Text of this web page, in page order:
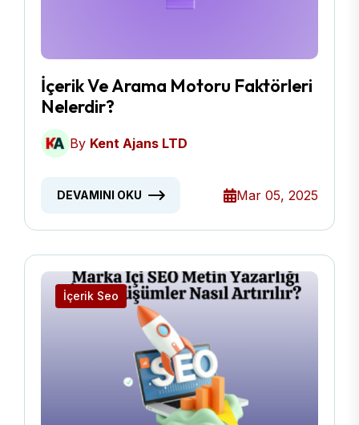
İçerik Ve Arama Motoru Faktörleri
Nelerdir?
By Kent Ajans LTD
DEVAMINI OKU Mar 05, 2025
İçerik Seo